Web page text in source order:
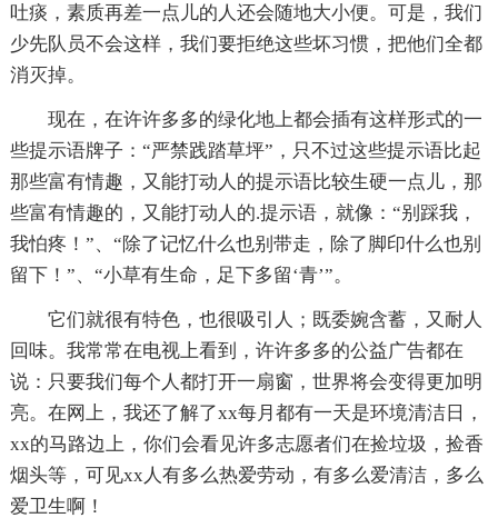
吐痰，素质再差一点儿的人还会随地大小便。可是，我们
少先队员不会这样，我们要拒绝这些坏习惯，把他们全都
消灭掉。
现在，在许许多多的绿化地上都会插有这样形式的一
些提示语牌子：“严禁践踏草坪”，只不过这些提示语比起
那些富有情趣，又能打动人的提示语比较生硬一点儿，那
些富有情趣的，又能打动人的.提示语，就像：“别踩我，
我怕疼！”、“除了记忆什么也别带走，除了脚印什么也别
留下！”、“小草有生命，足下多留‘青’”。
它们就很有特色，也很吸引人；既委婉含蓄，又耐人
回味。我常常在电视上看到，许许多多的公益广告都在
说：只要我们每个人都打开一扇窗，世界将会变得更加明
亮。在网上，我还了解了xx每月都有一天是环境清洁日，
xx的马路边上，你们会看见许多志愿者们在捡垃圾，捡香
烟头等，可见xx人有多么热爱劳动，有多么爱清洁，多么
爱卫生啊！